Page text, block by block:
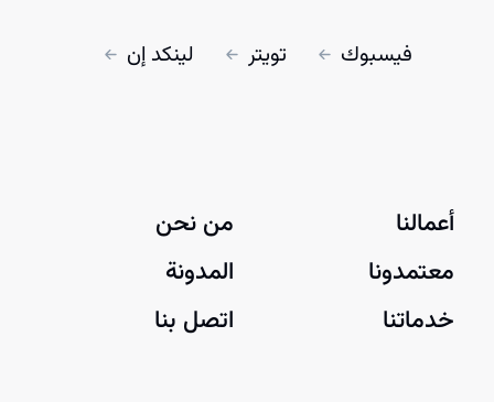
فيسبوك تويتر لينكد إن
أعمالنا
معتمدونا
خدماتنا
من نحن
المدونة
اتصل بنا